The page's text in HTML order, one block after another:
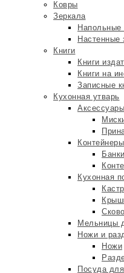
Ковры
Зеркала
Напольные
Настенные
Книги
Книги
Книги на
Записные
Кухонная утварь
Кухонная
Мельницы
Ножи и
Ножи
Посуда